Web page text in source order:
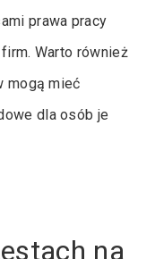
prawa pracy
Warto również
mogą mieć
dla osób je
na